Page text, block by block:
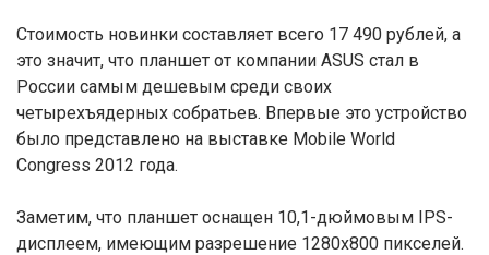
Стоимость новинки составляет всего 17 490 рублей, а
это значит, что планшет от компании ASUS стал в
России самым дешевым среди своих
четырехъядерных собратьев. Впервые это устройство
было представлено на выставке Mobile World
Congress 2012 года.
Заметим, что планшет оснащен 10,1-дюймовым IPS-
дисплеем, имеющим разрешение 1280х800 пикселей.